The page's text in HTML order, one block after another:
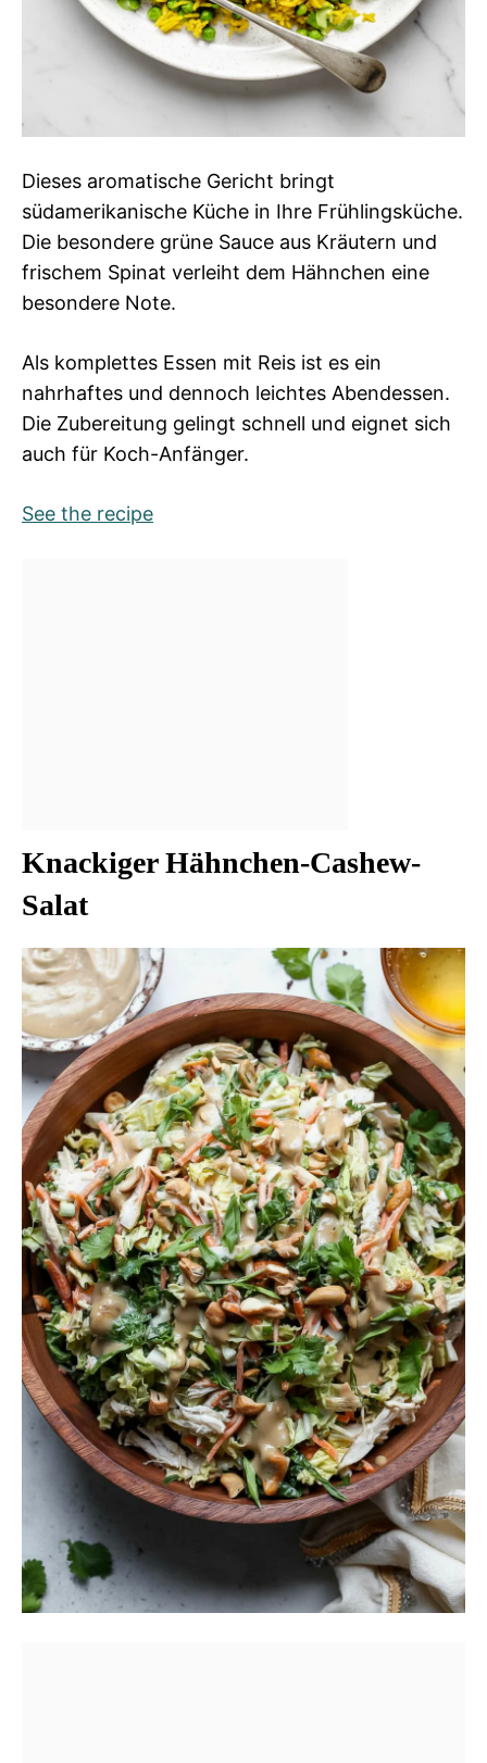
Dieses aromatische Gericht bringt
südamerikanische Küche in Ihre Frühlingsküche.
Die besondere grüne Sauce aus Kräutern und
frischem Spinat verleiht dem Hähnchen eine
besondere Note.
Als komplettes Essen mit Reis ist es ein
nahrhaftes und dennoch leichtes Abendessen.
Die Zubereitung gelingt schnell und eignet sich
auch für Koch-Anfänger.
See the recipe
Knackiger Hähnchen-Cashew-
Salat